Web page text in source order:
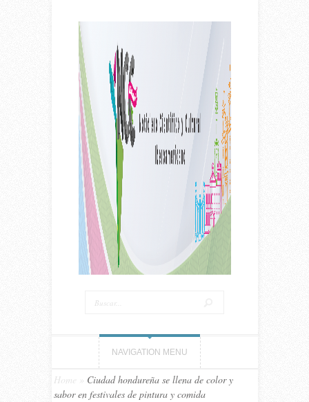
NAVIGATION MENU
Home
Ciudad hondureña se llena de color y
sabor en festivales de pintura y comida